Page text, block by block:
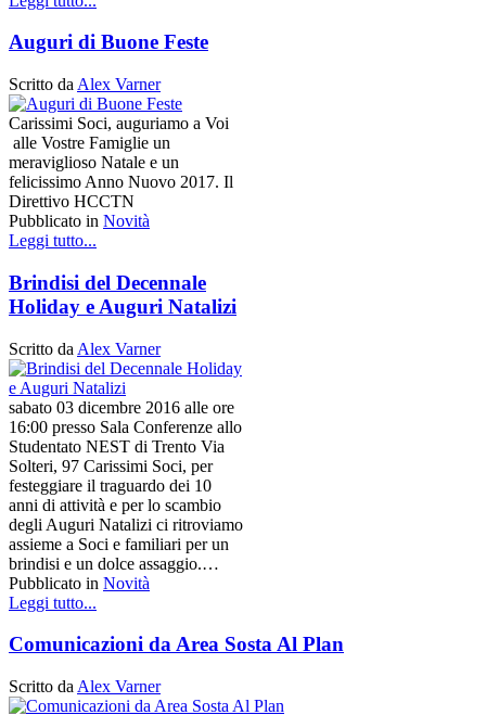
Auguri di Buone Feste
Scritto da Alex Varner
Carissimi Soci, auguriamo a Voi
alle Vostre Famiglie un
meraviglioso Natale e un
felicissimo Anno Nuovo 2017. Il
Direttivo HCCTN
Pubblicato in Novità
Leggi tutto...
Brindisi del Decennale
Holiday e Auguri Natalizi
Scritto da Alex Varner
sabato 03 dicembre 2016 alle ore
16:00 presso Sala Conferenze allo
Studentato NEST di Trento Via
Solteri, 97 Carissimi Soci, per
festeggiare il traguardo dei 10
anni di attività e per lo scambio
degli Auguri Natalizi ci ritroviamo
assieme a Soci e familiari per un
brindisi e un dolce assaggio.…
Pubblicato in Novità
Leggi tutto...
Comunicazioni da Area Sosta Al Plan
Scritto da Alex Varner